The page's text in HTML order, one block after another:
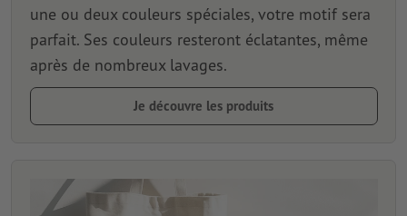
une ou deux couleurs spéciales, votre motif sera
parfait. Ses couleurs resteront éclatantes, même
après de nombreux lavages.
Je découvre les produits